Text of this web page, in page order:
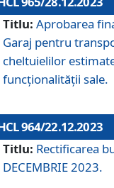
Titlu: Aprobarea
Garaj pentru
cheltuielilor
funcționalității sale.
964/22.12.2023
Titlu: Rectificarea
DECEMBRIE 2023.